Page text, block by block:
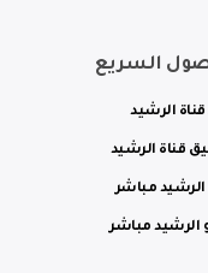
السريع
قناة الرشيد
قناة الرشيد
الرشيد مباشر
الرشيد مباشر